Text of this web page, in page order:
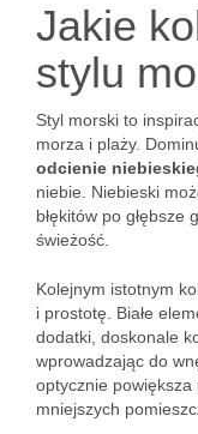
Jakie
stylu
Styl morski to
morza i plaży.
odcienie
niebie. Niebieski
błękitów po
świeżość.
Kolejnym istotnym
i prostotę. Białe
dodatki, doskonale
wprowadzając do
optycznie
mniejszych